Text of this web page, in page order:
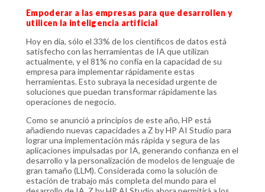
Empoderar a las empresas para que desarrollen y
utilicen la inteligencia artificial
Hoy en día, sólo el 33% de los científicos de datos está
satisfecho con las herramientas de IA que utilizan
actualmente, y el 81% no confía en la capacidad de su
empresa para implementar rápidamente estas
herramientas. Esto subraya la necesidad urgente de
soluciones que puedan transformar rápidamente las
operaciones de negocio.
Como se anunció a principios de este año, HP está
añadiendo nuevas capacidades a Z by HP AI Studio para
lograr una implementación más rápida y segura de las
aplicaciones impulsadas por IA, generando confianza en el
desarrollo y la personalización de modelos de lenguaje de
gran tamaño (LLM). Considerada como la solución de
estación de trabajo más completa del mundo para el